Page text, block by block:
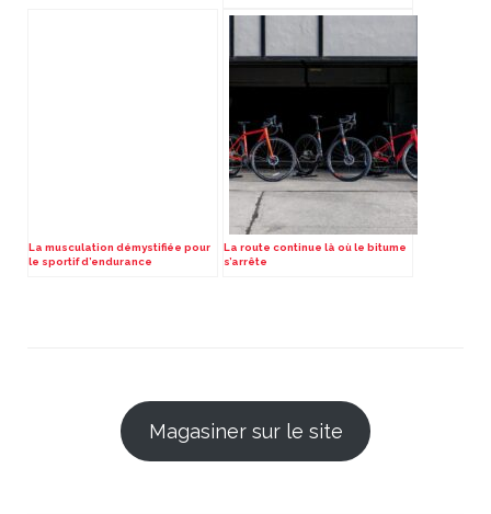
La musculation démystifiée pour
le sportif d’endurance
La route continue là où le bitume
s’arrête
Magasiner sur le site